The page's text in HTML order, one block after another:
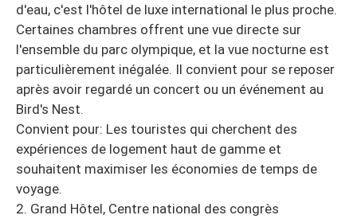
d'eau, c'est l'hôtel de luxe international le plus proche.
Certaines chambres offrent une vue directe sur
l'ensemble du parc olympique, et la vue nocturne est
particulièrement inégalée. Il convient pour se reposer
après avoir regardé un concert ou un événement au
Bird's Nest.
Convient pour: Les touristes qui cherchent des
expériences de logement haut de gamme et
souhaitent maximiser les économies de temps de
voyage.
2. Grand Hôtel, Centre national des congrès